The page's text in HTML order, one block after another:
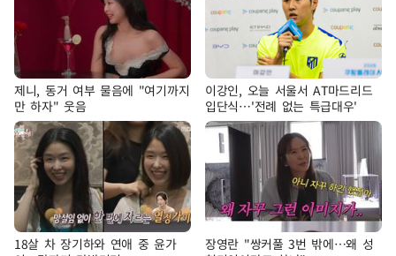
제니, 동거 여부 물음에 "여기까지
만 하자" 웃음
이강인, 오늘 서울서 AT마드리드
입단식…'전례 없는 특급대우'
18살 차 장기하와 연애 중 윤가
장영란 "쌍커풀 3번 밖에…왜 성